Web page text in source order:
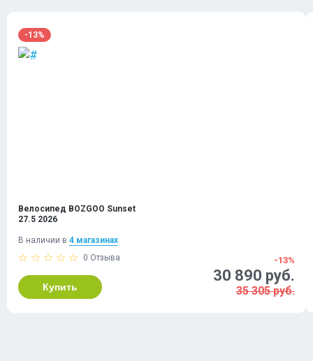
-13%
Велосипед BOZGOO Sunset
27.5 2026
В наличии в 4 магазинах
0 Отзыва
Купить
-13%
30 890 руб.
35 305 руб.